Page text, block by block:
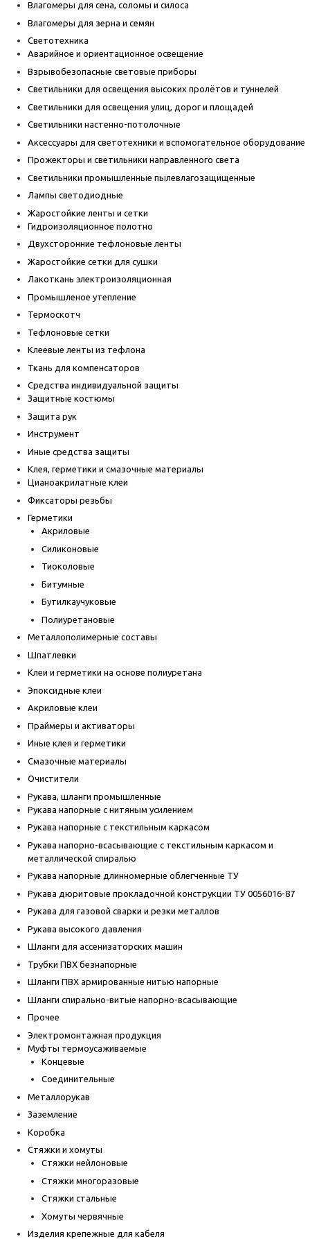
Влагомеры для сена, соломы и силоса
Влагомеры для зерна и семян
Светотехника
Аварийное и ориентационное освещение
Взрывобезопасные световые приборы
Светильники для освещения высоких пролётов и туннелей
Светильники для освещения улиц, дорог и площадей
Светильники настенно-потолочные
Аксессуары для светотехники и вспомогательное оборудование
Прожекторы и светильники направленного света
Светильники промышленные пылевлагозащищенные
Лампы светодиодные
Жаростойкие ленты и сетки
Гидроизоляционное полотно
Двухсторонние тефлоновые ленты
Жаростойкие сетки для сушки
Лакоткань электроизоляционная
Промышленое утепление
Термоскотч
Тефлоновые сетки
Клеевые ленты из тефлона
Ткань для компенсаторов
Средства индивидуальной защиты
Защитные костюмы
Защита рук
Инструмент
Иные средства защиты
Клея, герметики и смазочные материалы
Цианоакрилатные клеи
Фиксаторы резьбы
Герметики
Акриловые
Силиконовые
Тиоколовые
Битумные
Бутилкаучуковые
Полиуретановые
Металлополимерные составы
Шпатлевки
Клеи и герметики на основе полиуретана
Эпоксидные клеи
Акриловые клеи
Праймеры и активаторы
Иные клея и герметики
Смазочные материалы
Очистители
Рукава, шланги промышленные
Рукава напорные с нитяным усилением
Рукава напорные с текстильным каркасом
Рукава напорно-всасывающие с текстильным каркасом и
металлической спиралью
Рукава напорные длинномерные облегченные ТУ
Рукава дюритовые прокладочной конструкции ТУ 0056016-87
Рукава для газовой сварки и резки металлов
Рукава высокого давления
Шланги для ассенизаторских машин
Трубки ПВХ безнапорные
Шланги ПВХ армированные нитью напорные
Шланги спирально-витые напорно-всасывающие
Прочее
Электромонтажная продукция
Муфты термоусаживаемые
Концевые
Соединительные
Металлорукав
Заземление
Коробка
Стяжки и хомуты
Стяжки нейлоновые
Стяжки многоразовые
Стяжки стальные
Хомуты червячные
Изделия крепежные для кабеля